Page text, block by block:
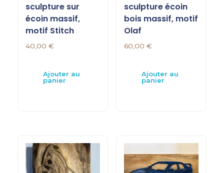
sculpture sur
écoin massif,
motif Stitch
40,00 €
Ajouter au
panier
sculpture écoin
bois massif, motif
Olaf
60,00 €
Ajouter au
panier